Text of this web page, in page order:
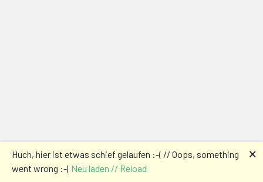
Huch, hier ist etwas schief gelaufen :-( // Oops, something
went wrong :-( Neu laden // Reload
🗙